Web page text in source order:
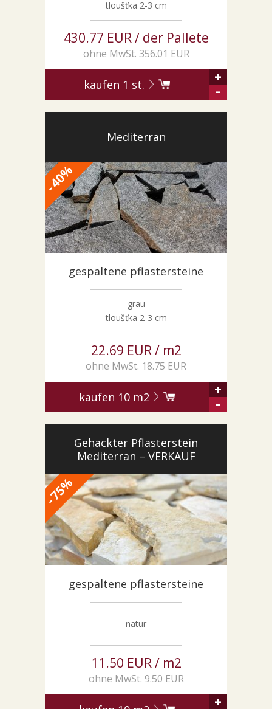
tloušťka 2-3 cm
430.77 EUR / der Pallete
ohne MwSt. 356.01 EUR
kaufen 1 st.
+
-
Mediterran
-
40
%
gespaltene pflastersteine
grau
tloušťka 2-3 cm
22.69 EUR / m2
ohne MwSt. 18.75 EUR
kaufen 10 m2
+
-
Gehackter Pflasterstein
Mediterran – VERKAUF
-
75
%
gespaltene pflastersteine
natur
11.50 EUR / m2
ohne MwSt. 9.50 EUR
+